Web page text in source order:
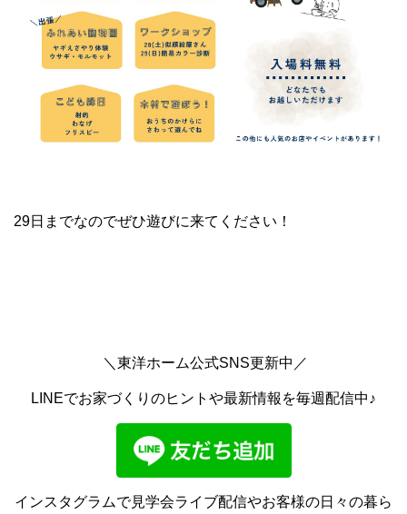
29日までなのでぜひ遊びに来てください！
＼東洋ホーム公式SNS更新中／
LINEでお家づくりのヒントや最新情報を毎週配信中♪
インスタグラムで見学会ライブ配信やお客様の日々の暮ら